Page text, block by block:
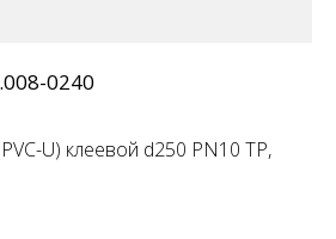
0240
U) клеевой d250 PN10 TP,